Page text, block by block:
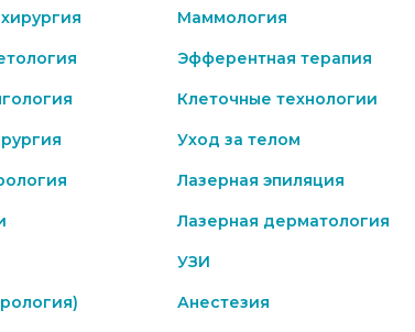
Маммология
Эфферентная терапия
Клеточные технологии
Уход за телом
Лазерная эпиляция
Лазерная дерматология
УЗИ
Анестезия